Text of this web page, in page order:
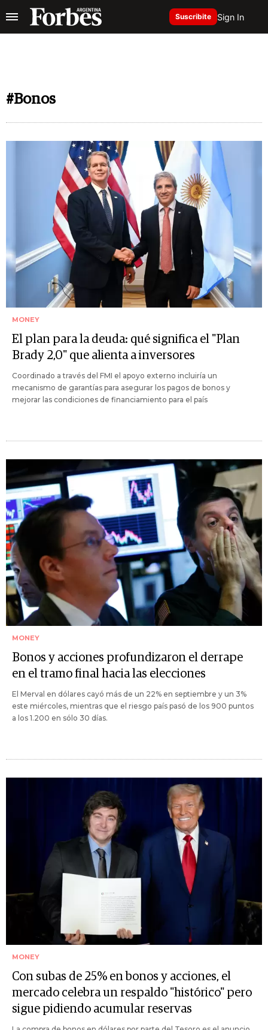
Suscribite Sign In
#Bonos
MONEY
El plan para la deuda: qué significa el "Plan
Brady 2,0" que alienta a inversores
Coordinado a través del FMI el apoyo externo incluiría un
mecanismo de garantías para asegurar los pagos de bonos y
mejorar las condiciones de financiamiento para el país
MONEY
Bonos y acciones profundizaron el derrape
en el tramo final hacia las elecciones
El Merval en dólares cayó más de un 22% en septiembre y un 3%
este miércoles, mientras que el riesgo país pasó de los 900 puntos
a los 1.200 en sólo 30 días.
MONEY
Con subas de 25% en bonos y acciones, el
mercado celebra un respaldo "histórico" pero
sigue pidiendo acumular reservas